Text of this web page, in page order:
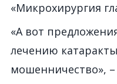
«Микрохирургия
«А вот
лечению
мошенничество»,